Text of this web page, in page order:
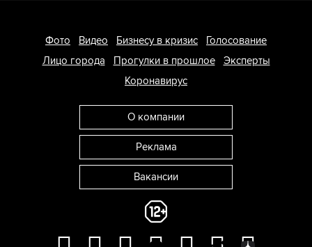
Фото Видео Бизнесу в кризис
Голосование
Лицо города
Прогулки в прошлое
Эксперты
Коронавирус
О компании
Реклама
Вакансии